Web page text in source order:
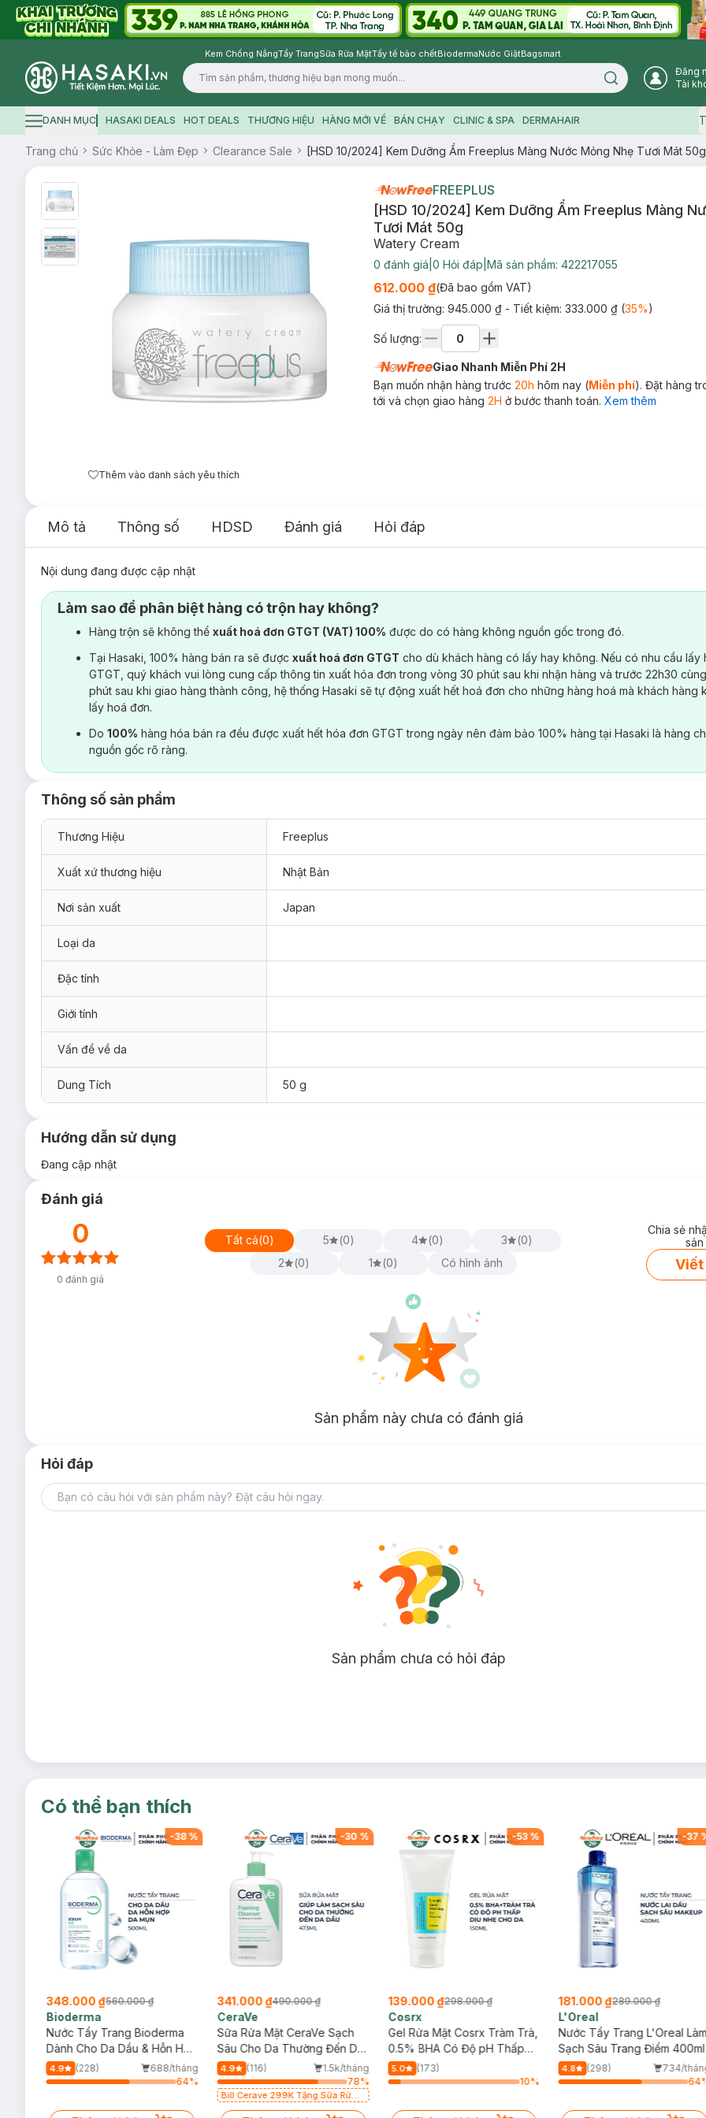
Kem Chống NắngTẩy TrangSữa Rửa MặtTẩy tế bào chếtBiodermaNước GiặtBagsmart
Logo
Search icon
Đăng
Tài
Hamburger icon
DANH MỤC HASAKI DEALS HOT DEALS THƯƠNG HIỆU HÀNG MỚI VỀ BÁN CHẠY CLINIC & SPA DERMAHAIR
Trang chủ Sức Khỏe - Làm Đẹp Clearance Sale [HSD 10/2024] Kem Dưỡng Ẩm Freeplus Màng Nước Mỏng Nhẹ Tươi Mát 50g
Thêm vào danh sách yêu thích
FREEPLUS
[HSD 10/2024] Kem Dưỡng Ẩm Freeplus Màng
Tươi Mát 50g
Watery Cream
0 đánh giá 0 Hỏi đáp Mã sản phẩm: 422217055
612.000 ₫(Đã bao gồm VAT)
Giá thị trường: 945.000 ₫ - Tiết kiệm: 333.000 ₫(35%)
Số lượng:
Giao Nhanh Miễn Phí 2H
Bạn muốn nhận hàng trước 20h hôm nay (Miễn phí). Đặt hàng
tới và chọn giao hàng 2H ở bước thanh toán. Xem thêm
Mô tả Thông số HDSD Đánh giá Hỏi đáp
Nội dung đang được cập nhật
Làm sao để phân biệt hàng có trộn hay không?
Hàng trộn sẽ không thể xuất hoá đơn GTGT (VAT) 100% được do có hàng không nguồn gốc trong đó.
Tại Hasaki, 100% hàng bán ra sẽ được xuất hoá đơn GTGT cho dù khách hàng có lấy hay không. Nếu có nhu cầu lấy
GTGT, quý khách vui lòng cung cấp thông tin xuất hóa đơn trong vòng 30 phút sau khi nhận hàng và trước 22h30
phút sau khi giao hàng thành công, hệ thống Hasaki sẽ tự động xuất hết hoá đơn cho những hàng hoá mà khách hàng
lấy hoá đơn.
Do 100% hàng hóa bán ra đều được xuất hết hóa đơn GTGT trong ngày nên đảm bảo 100% hàng tại Hasaki là hàng
nguồn gốc rõ ràng.
Thông số sản phẩm
Thương Hiệu Freeplus
Xuất xứ thương hiệu Nhật Bản
Nơi sản xuất Japan
Loại da
Đặc tính
Giới tính
Vấn đề về da
Dung Tích 50 g
Hướng dẫn sử dụng
Đang cập nhật
Đánh giá
0
0 đánh giá
Tất cả(0) 5 (0) 4 (0) 3 (0)
2
(0) 1 (0) Có hình ảnh
Chia sẻ
Viết
Sản phẩm này chưa có đánh giá
Hỏi đáp
Sản phẩm chưa có hỏi đáp
Có thể bạn thích
-38%
348.000 ₫560.000 ₫
Bioderma
Nước Tẩy Trang Bioderma
Dành Cho Da Dầu & Hỗn Hợp
500ml
4.9 (228)
688/tháng
64%
-30 %
341.000 ₫490.000 ₫
CeraVe
Sữa Rửa Mặt CeraVe Sạch
Sâu Cho Da Thường Đến Da
Dầu 473ml
4.9 (116)
1.5k/tháng
78%
Bill Cerave 299K Tặng Sữa Rửa
Mặt Cerave 30ml (SL có hạn)
-53%
139.000 ₫298.000 ₫
Cosrx
Gel Rửa Mặt Cosrx Tràm Trà,
0.5% BHA Có Độ pH Thấp
150ml
5.0
(173)
10%
-37
181.000 ₫289.000 ₫
L'Oreal
Nước Tẩy Trang L'Oreal Làm
Sạch Sâu Trang Điểm 400ml
4.8 (298)
734/
64